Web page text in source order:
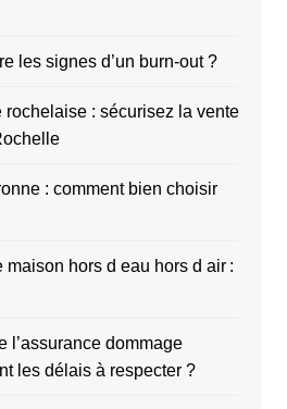
les signes d’un burn-out ?
: sécurisez la vente
: comment bien choisir
hors d eau hors d air :
l’assurance dommage
les délais à respecter ?